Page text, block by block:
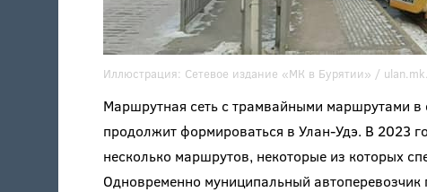
Иллюстрация: Сетевое издание «МК в Бурятии» /
Маршрутная сеть с трамвайными маршрутами
продолжит формироваться в Улан-Удэ. В 2023
несколько маршрутов, некоторые из которых
Одновременно муниципальный